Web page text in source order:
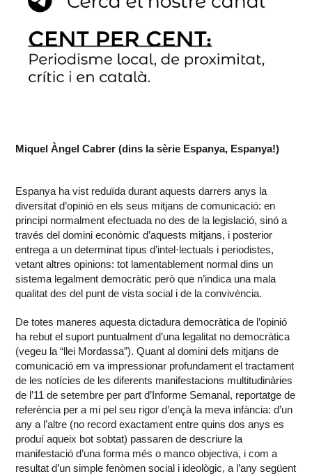
Miquel Àngel Cabrer (dins la sèrie Espanya, Espanya!)
Espanya ha vist reduïda durant aquests darrers anys la
diversitat d’opinió en els seus mitjans de comunicació: en
principi normalment efectuada no des de la legislació, sinó a
través del domini econòmic d’aquests mitjans, i posterior
entrega a un determinat tipus d’intel·lectuals i periodistes,
vetant altres opinions: tot lamentablement normal dins un
sistema legalment democràtic però que n’indica una mala
qualitat des del punt de vista social i de la convivència.
De totes maneres aquesta dictadura democràtica de l’opinió
ha rebut el suport puntualment d’una legalitat no democràtica
(vegeu la “llei Mordassa”). Quant al domini dels mitjans de
comunicació em va impressionar profundament el tractament
de les notícies de les diferents manifestacions multitudinàries
de l’11 de setembre per part d’Informe Semanal, reportatge de
referència per a mi pel seu rigor d’ençà la meva infància: d’un
any a l’altre (no record exactament entre quins dos anys es
produí aqueix bot sobtat) passaren de descriure la
manifestació d’una forma més o manco objectiva, i com a
resultat d’un simple fenòmen social i ideològic, a l’any següent